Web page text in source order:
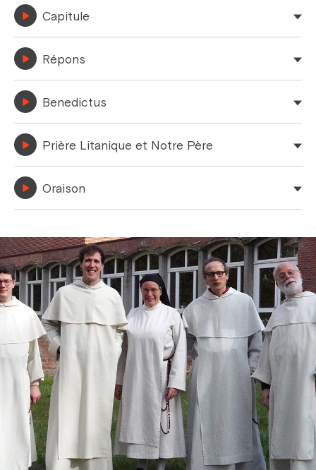
Capitule
Répons
Benedictus
Prière Litanique et Notre Père
Oraison